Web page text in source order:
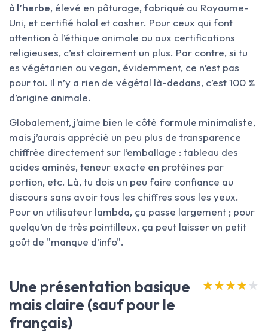
à l’herbe, élevé en pâturage, fabriqué au Royaume-
Uni, et certifié halal et casher. Pour ceux qui font
attention à l’éthique animale ou aux certifications
religieuses, c’est clairement un plus. Par contre, si tu
es végétarien ou vegan, évidemment, ce n’est pas
pour toi. Il n’y a rien de végétal là-dedans, c’est 100 %
d’origine animale.
Globalement, j’aime bien le côté formule minimaliste,
mais j’aurais apprécié un peu plus de transparence
chiffrée directement sur l’emballage : tableau des
acides aminés, teneur exacte en protéines par
portion, etc. Là, tu dois un peu faire confiance au
discours sans avoir tous les chiffres sous les yeux.
Pour un utilisateur lambda, ça passe largement ; pour
quelqu’un de très pointilleux, ça peut laisser un petit
goût de "manque d’info".
Une présentation basique
mais claire (sauf pour le
français)
★★★★★
★★★★★